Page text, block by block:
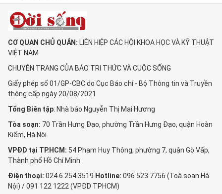
CƠ QUAN CHỦ QUẢN: LIÊN HIỆP CÁC HỘI KHOA HỌC VÀ KỸ THUẬT
VIỆT NAM
CHUYÊN TRANG CỦA BÁO TRI THỨC VÀ CUỘC SỐNG
Giấy phép số 01/GP-CBC do Cục Báo chí - Bộ Thông tin và Truyền
thông cấp ngày 20/08/2021
Tổng Biên tập: Nhà báo Nguyễn Thị Mai Hương
Tòa soạn: 70 Trần Hưng Đạo, phường Trần Hưng Đạo, quận Hoàn
Kiếm, Hà Nội
VPĐD tại TP.HCM: 54 Phạm Huy Thông, phường 7, quận Gò Vấp,
Thành phố Hồ Chí Minh
Điện thoại: 024 6 254 3519 Hotline: 096 523 7756 (Toà soạn Hà
Nội) / 091 122 1222 (VPĐD TPHCM)